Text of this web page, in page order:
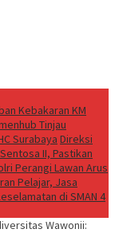
Kebakaran KM
Tinjau
Surabaya Direksi
II, Pastikan
Perangi Lawan Arus
Pelajar, Jasa
di SMAN 4
Wawonii: